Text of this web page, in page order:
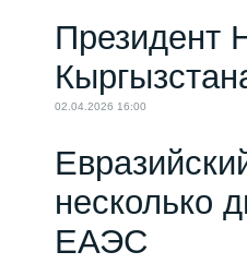
Президент
02.04.2026 16:00
несколько
ЕАЭС